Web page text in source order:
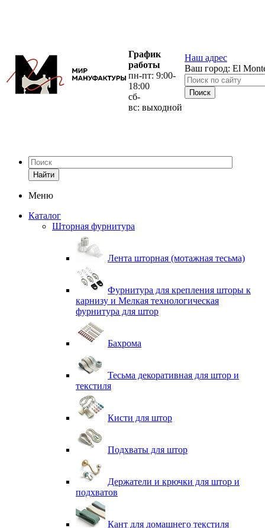
График
работы
пн-пт: 9:00-
18:00
сб-
вс: выходной
Наш адрес
Ваш город: El
Найти
Меню
Каталог
Шторная фурнитура
Лента шторная (мотажная тесьма)
Фурнитура для крепления шторы к
карнизу и Мелкая технологическая
фурнитура для штор
Бахрома
Тесьма декоративная для штор и
текстиля
Кисти для штор
Подхваты для штор
Держатели и крючки для штор и
подхватов
Кант для домашнего текстиля